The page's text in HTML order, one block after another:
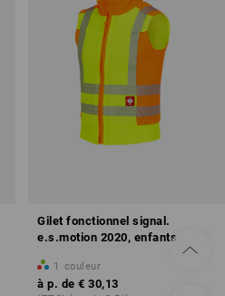
Gilet fonctionnel signal.
e.s.motion 2020, enfants
1 couleur
à p. de € 30,13